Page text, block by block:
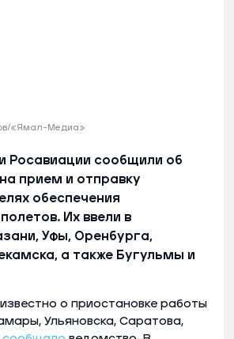
«Ямал-Медиа»
Росавиации сообщили об
прием и отправку
обеспечения
Их ввели в
Уфы, Оренбурга,
а также Бугульмы и
о приостановке работы
Ульяновска, Саратова,